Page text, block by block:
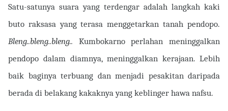
Satu-satunya suara yang terdengar adalah langkah kaki
buto raksasa yang terasa menggetarkan tanah pendopo.
Bleng..bleng..bleng.. Kumbokarno perlahan meninggalkan
pendopo dalam diamnya, meninggalkan kerajaan. Lebih
baik baginya terbuang dan menjadi pesakitan daripada
berada di belakang kakaknya yang keblinger hawa nafsu.